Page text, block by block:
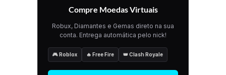
Compre Moedas Virtuais
Robux, Diamantes e Gemas direto na sua
conta. Entrega automática pelo nick!
🎮 Roblox 🔥 Free Fire 👑 Clash Royale